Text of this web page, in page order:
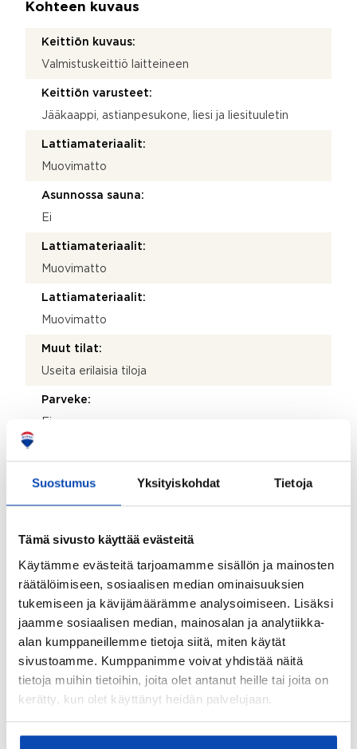
Suostumus Yksityiskohdat Tietoja
Tämä sivusto käyttää evästeitä
Käytämme evästeitä tarjoamamme sisällön ja mainosten
räätälöimiseen, sosiaalisen median ominaisuuksien
tukemiseen ja kävijämäärämme analysoimiseen. Lisäksi
jaamme sosiaalisen median, mainosalan ja analytiikka-
alan kumppaneillemme tietoja siitä, miten käytät
sivustoamme. Kumppanimme voivat yhdistää näitä
tietoja muihin tietoihin, joita olet antanut heille tai joita on
kerätty, kun olet käyttänyt heidän palvelujaan.
Kohteen kuvaus
Keittiön kuvaus:
Valmistuskeittiö laitteineen
Keittiön varusteet:
Jääkaappi, astianpesukone, liesi ja liesituuletin
Lattiamateriaalit:
Muovimatto
Asunnossa sauna:
Ei
Lattiamateriaalit:
Muovimatto
Lattiamateriaalit:
Muovimatto
Muut tilat:
Useita erilaisia tiloja
Parveke:
Ei
Lisätietoja kunnosta:
Raksysystems 2020
Kiinteistö